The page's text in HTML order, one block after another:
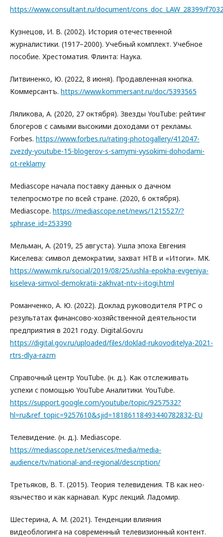
https://www.consultant.ru/document/cons_doc_LAW_28399/
Кузнецов, И. В. (2002). История отечественной
журналистики. (1917–2000). Учебный комплект. Учебное
пособие. Хрестоматия. Флинта: Наука.
Литвиненко, Ю. (2022, 8 июня). Продавленная кнопка.
Коммерсантъ. https://www.kommersant.ru/doc/5393565
Ляликова, А. (2020, 27 октября). Звезды YouTube: рейтинг
блогеров с самыми высокими доходами от рекламы.
Forbes. https://www.forbes.ru/rating-photogallery/412047-
zvezdy-youtube-15-blogerov-s-samymi-vysokimi-dohodami-
ot-reklamy
Mediascope начала поставку данных о дачном
телепросмотре по всей стране. (2020, 6 октября).
Mediascope. https://mediascope.net/news/1215527/?
sphrase_id=253390
Мельман, А. (2019, 25 августа). Ушла эпоха Евгения
Киселева: символ демократии, захват НТВ и «Итоги». МК.
https://www.mk.ru/social/2019/08/25/ushla-epokha-evgeniya-
kiseleva-simvol-demokratii-zakhvat-ntv-i-itogi.html
Романченко, А. Ю. (2022). Доклад руководителя РТРС о
результатах финансово-хозяйственной деятельности
предприятия в 2021 году. Digital.Gov.ru
https://digital.gov.ru/uploaded/files/doklad-rukovoditelya-2021-
rtrs-dlya-razm
Справочный центр YouTube. (н. д.). Как отслеживать
успехи с помощью YouTube Аналитики. YouTube.
https://support.google.com/youtube/topic/9257532?
hl=ru&ref_topic=9257610&sjid=18186118493440782832-EU
Телевидение. (н. д.). Mediascope.
https://mediascope.net/services/media/media-
audience/tv/national-and-regional/description/
Третьяков, В. Т. (2015). Теория телевидения. ТВ как нео­
язычество и как карнавал. Курс лекций. Ладомир.
Шестерина, А. М. (2021). Тенденции влияния
видеоблогинга на современный телевизионный контент.